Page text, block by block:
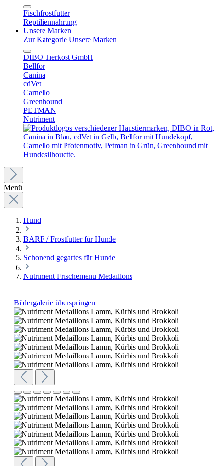
Fischfrostfutter
Reptiliennahrung
Unsere Marken
Zur Kategorie Unsere Marken
DIBO Tierkost GmbH
Bellfor
Canina
cdVet
Carnello
Greenhound
PETMAN
Nutriment
Menü
Hund
BARF / Frostfutter für Hunde
Schonend gegartes für Hunde
Nutriment Frischemenü Medaillons
Bildergalerie überspringen